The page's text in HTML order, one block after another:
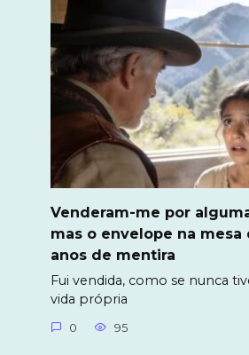
Venderam-me por
mas o envelope na mesa
anos de mentira
Fui vendida, como se nunca
vida própria
0 95